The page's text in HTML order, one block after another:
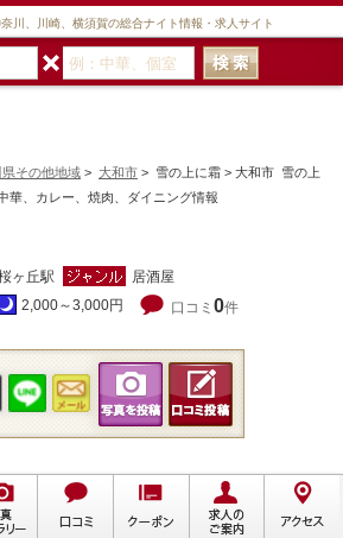
川、川崎、横須賀の総合ナイト情報・求人サイト
その他地域 > 大和市 > 雪の上に霜 > 大和市 雪の上
、カレー、焼肉、ダイニング情報
ヶ丘駅
居酒屋
2,000～3,000円 口コミ 0件